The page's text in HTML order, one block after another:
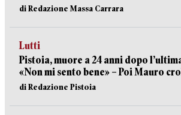
di Redazione Massa Carrara
Lutti
Pistoia, muore a 24 anni dopo
«Non mi sento bene» – Poi Mauro
di Redazione Pistoia